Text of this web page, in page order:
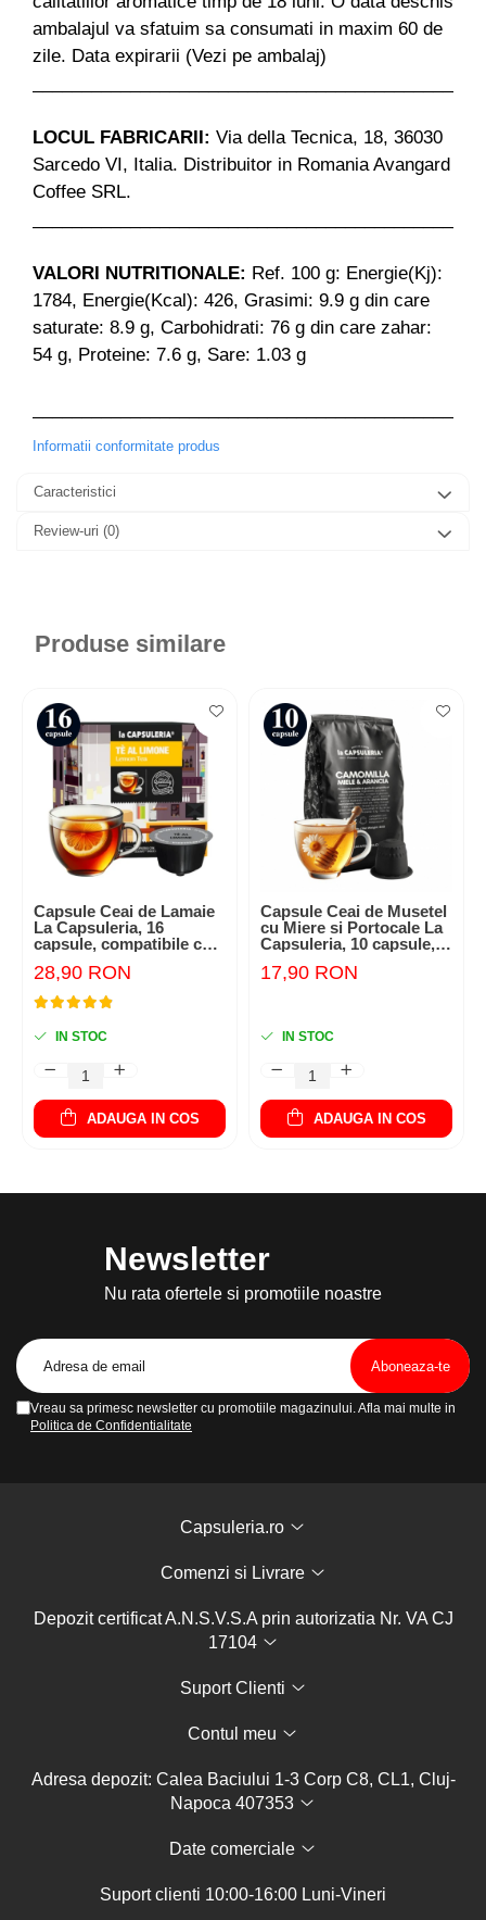
ambalajul va sfatuim sa consumati in maxim 60 de
zile. Data expirarii (Vezi pe ambalaj)
LOCUL FABRICARII: Via della Tecnica, 18, 36030
Sarcedo VI, Italia. Distribuitor in Romania Avangard
Coffee SRL.
VALORI NUTRITIONALE: Ref. 100 g: Energie(Kj):
1784, Energie(Kcal): 426, Grasimi: 9.9 g din care
saturate: 8.9 g, Carbohidrati: 76 g din care zahar:
54 g, Proteine: 7.6 g, Sare: 1.03 g
Informatii conformitate produs
Caracteristici
Review-uri (0)
Produse similare
Capsule Ceai de Lamaie
La Capsuleria, 16
capsule, compatibile cu
28,90 RON
IN STOC
ADAUGA IN COS
Capsule Ceai de Musetel
cu Miere si Portocale La
Capsuleria, 10 capsule,
Nespresso
17,90 RON
IN STOC
ADAUGA IN COS
Newsletter
Nu rata ofertele si promotiile noastre
Vreau sa primesc newsletter cu promotiile magazinului. Afla mai multe in
Politica de Confidentialitate
Capsuleria.ro
Comenzi si Livrare
Depozit certificat A.N.S.V.S.A prin autorizatia Nr. VA CJ
17104
Suport Clienti
Contul meu
Adresa depozit: Calea Baciului 1-3 Corp C8, CL1, Cluj-
Napoca 407353
Date comerciale
Suport clienti 10:00-16:00 Luni-Vineri